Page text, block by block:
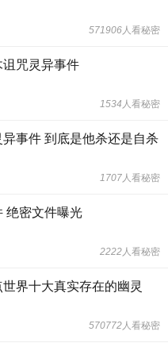
571906 人看秘密
咒灵异事件
1534 人看秘密
事件 到底是他杀还是自杀
1707 人看秘密
绝密文件曝光
2222 人看秘密
界十大真实存在的幽灵
570772 人看秘密